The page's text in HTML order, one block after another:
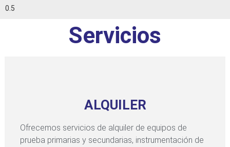
Servicios
ALQUILER
Ofrecemos servicios de alquiler de equipos de
prueba primarias y secundarias, instrumentación de